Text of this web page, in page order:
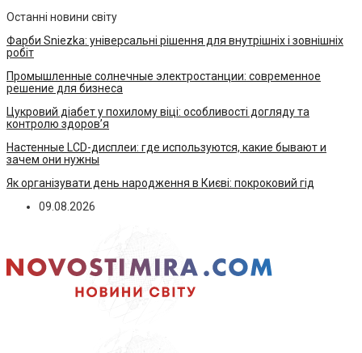
Останні новини світу
Фарби Sniezka: універсальні рішення для внутрішніх і зовнішніх
робіт
Промышленные солнечные электростанции: современное
решение для бизнеса
Цукровий діабет у похилому віці: особливості догляду та
контролю здоров’я
Настенные LCD-дисплеи: где используются, какие бывают и
зачем они нужны
Як організувати день народження в Києві: покроковий гід
09.08.2026